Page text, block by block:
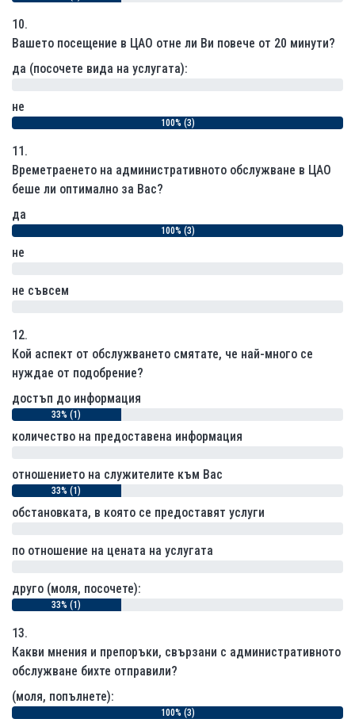
10.
Вашето посещение в ЦАО отне ли Ви повече от 20 минути?
да (посочете вида на услугата):
не
100% (3)
11.
Времетраенето на административното обслужване в ЦАО
беше ли оптимално за Вас?
да
100% (3)
не
не съвсем
12.
Кой аспект от обслужването смятате, че най-много се
нуждае от подобрение?
достъп до информация
33% (1)
количество на предоставена информация
отношението на служителите към Вас
33% (1)
обстановката, в която се предоставят услуги
по отношение на цената на услугата
друго (моля, посочете):
33% (1)
13.
Какви мнения и препоръки, свързани с административното
обслужване бихте отправили?
(моля, попълнете):
100% (3)